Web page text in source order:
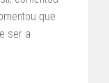
que
ser a